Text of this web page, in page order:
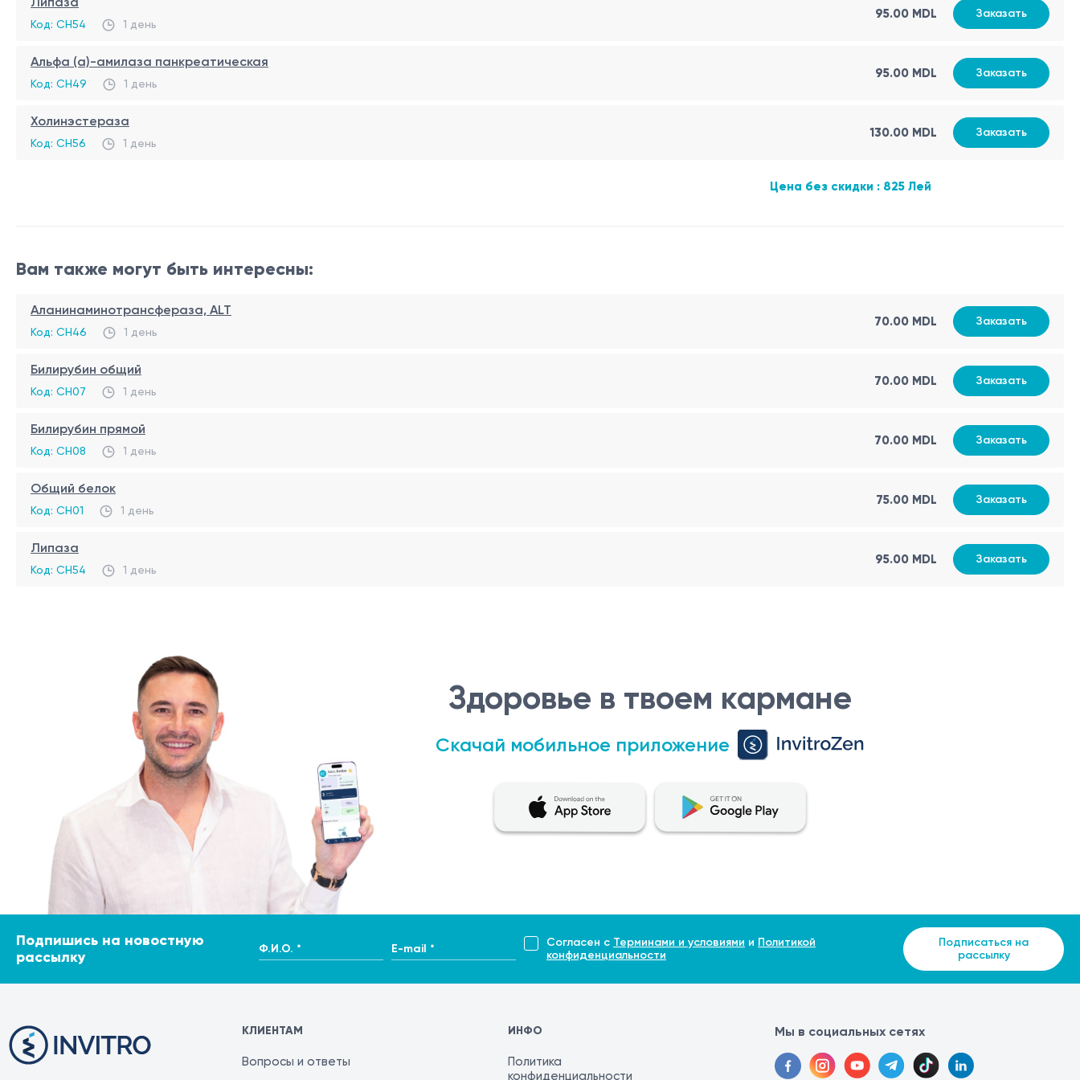
Код: CH54 1 день
95.00 MDL Заказать
Альфа (а)-амилаза панкреатическая
Код: CH49 1 день
95.00 MDL Заказать
Холинэстераза
Код: CH56 1 день
130.00 MDL Заказать
Цена без скидки : 825 Лей
Вам также могут быть интересны:
Аланинаминотрансфераза, ALT
Код: CH46 1 день
70.00 MDL Заказать
Билирубин общий
Код: CH07 1 день
70.00 MDL Заказать
Билирубин прямой
Код: CH08 1 день
70.00 MDL Заказать
Общий белок
Код: CH01 1 день
75.00 MDL Заказать
Липаза
Код: CH54 1 день
95.00 MDL Заказать
Здоровье в твоем кармане
Скачай мобильное приложение
Подпишись на новостную
рассылку
Ф.И.О. * E-mail * Согласен с Терминами и условиями и Политикой
конфиденциальности
Подписаться на
рассылку
КЛИЕНТАМ
Вопросы и ответы
ИНФО
Политика
конфиденциальности
Мы в социальных сетях